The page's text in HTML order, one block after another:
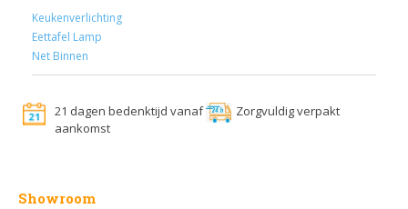
Keukenverlichting
Eettafel Lamp
Net Binnen
21 dagen bedenktijd vanaf
aankomst
Zorgvuldig verpakt
Showroom